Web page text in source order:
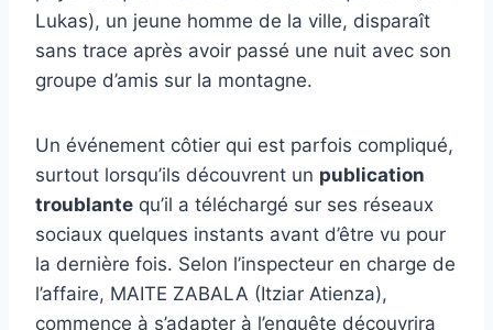
Lukas), un jeune homme de la ville, disparaît
sans trace après avoir passé une nuit avec son
groupe d’amis sur la montagne.
Un événement côtier qui est parfois compliqué,
surtout lorsqu’ils découvrent un publication
troublante qu’il a téléchargé sur ses réseaux
sociaux quelques instants avant d’être vu pour
la dernière fois. Selon l’inspecteur en charge de
l’affaire, MAITE ZABALA (Itziar Atienza),
commence à s’adapter à l’enquête découvrira